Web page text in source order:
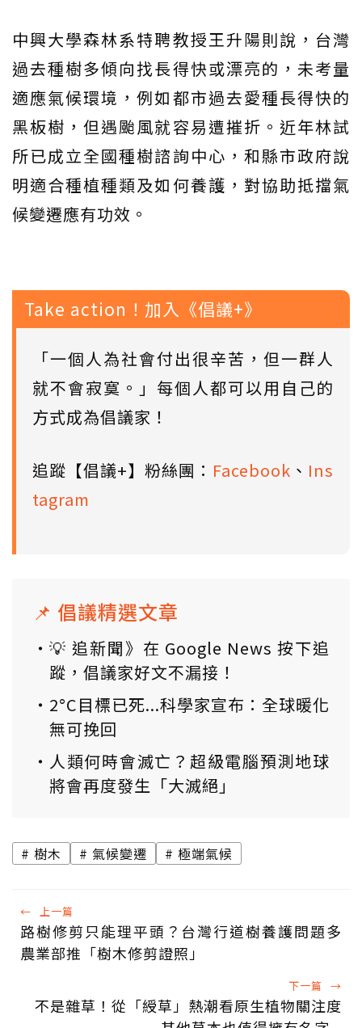
中興大學森林系特聘教授王升陽則說，台灣
過去種樹多傾向找長得快或漂亮的，未考量
適應氣候環境，例如都市過去愛種長得快的
黑板樹，但遇颱風就容易遭摧折。近年林試
所已成立全國種樹諮詢中心，和縣市政府說
明適合種植種類及如何養護，對協助抵擋氣
候變遷應有功效。
Take action！加入《倡議+》
「一個人為社會付出很辛苦，但一群人
就不會寂寞。」每個人都可以用自己的
方式成為倡議家！
追蹤【倡議+】粉絲團： Facebook 、 Ins
tagram
📌 倡議精選文章
💡 追新聞》在 Google News 按下追
蹤，倡議家好文不漏接！
2°C目標已死...科學家宣布：全球暖化
無可挽回
人類何時會滅亡？超級電腦預測地球
將會再度發生「大滅絕」
樹木 氣候變遷 極端氣候
← 上一篇
路樹修剪只能理平頭？台灣行道樹養護問題多
農業部推「樹木修剪證照」
下一篇 →
不是雜草！從「綬草」熱潮看原生植物關注度